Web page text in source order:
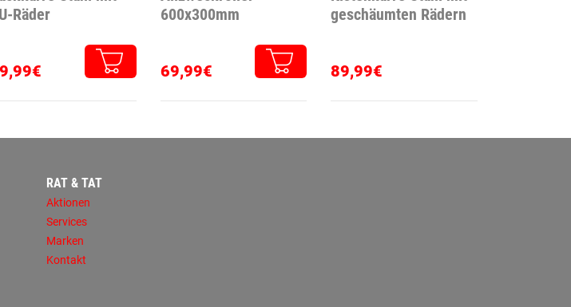
Räder
600x300mm
69,99€
geschäumten Rädern
89,99€
RAT & TAT
Aktionen
Services
Marken
Kontakt